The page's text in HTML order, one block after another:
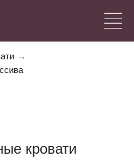
→
кровати